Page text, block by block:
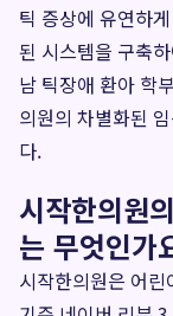
틱 증상에 유연하
된 시스템을 구축
남 틱장애 환아 학
의원의 차별화된
다.
시작한의원
는 무엇인가
시작한의원은 어